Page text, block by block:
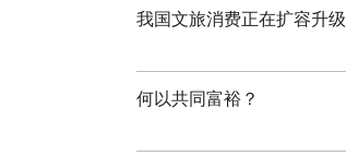
我国文旅消费正在扩容升级
何以共同富裕？